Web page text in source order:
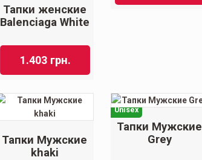
Тапки женские
Balenciaga White
1.403 грн.
Тапки Мужские
khaki
Тапки Мужские
Grey